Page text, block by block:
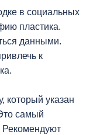
в социальных
пластика.
данными.
к
который указан
самый
Рекомендуют